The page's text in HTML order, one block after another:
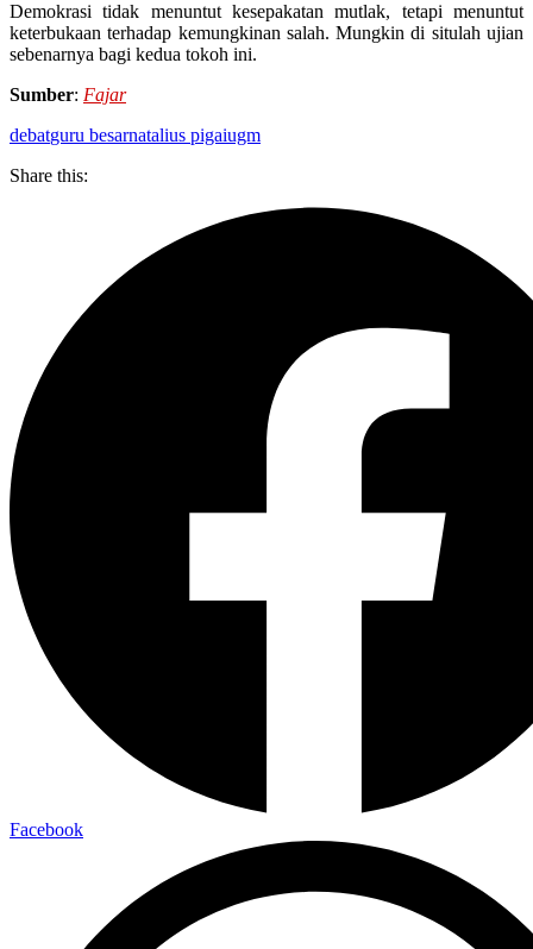
Demokrasi tidak menuntut kesepakatan mutlak, tetapi menuntut
keterbukaan terhadap kemungkinan salah. Mungkin di situlah ujian
sebenarnya bagi kedua tokoh ini.
Sumber: Fajar
debatguru besarnatalius pigaiugm
Share this:
Facebook